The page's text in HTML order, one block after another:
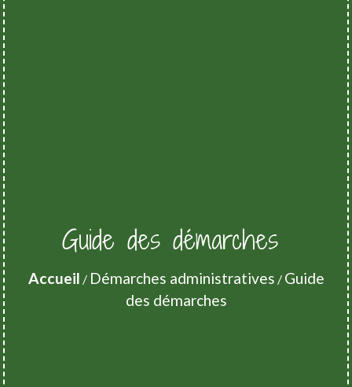
Guide des démarches
Accueil / Démarches administratives / Guide
des démarches